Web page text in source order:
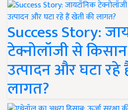
Success Story:
टेक्नोलॉजी से
उत्पादन और घटा
लागत?